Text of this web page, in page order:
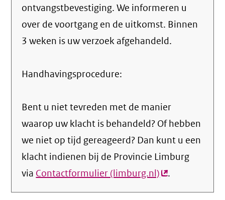
ontvangstbevestiging. We informeren u
over de voortgang en de uitkomst. Binnen
3 weken is uw verzoek afgehandeld.
Handhavingsprocedure:
Bent u niet tevreden met de manier
waarop uw klacht is behandeld? Of hebben
we niet op tijd gereageerd? Dan kunt u een
klacht indienen bij de Provincie Limburg
via Contactformulier (limburg.nl)(externe
link)
.